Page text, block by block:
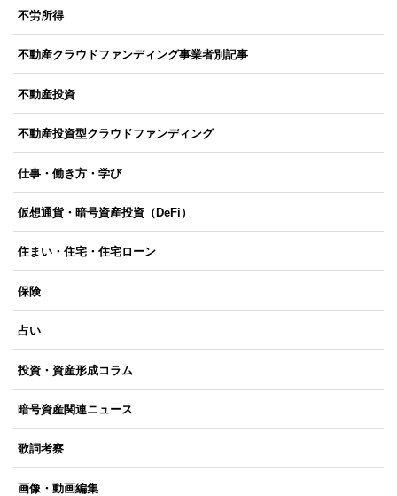
不労所得
不動産クラウドファンディング事業者別記事
不動産投資
不動産投資型クラウドファンディング
仕事・働き方・学び
仮想通貨・暗号資産投資（DeFi）
住まい・住宅・住宅ローン
保険
占い
投資・資産形成コラム
暗号資産関連ニュース
歌詞考察
画像・動画編集